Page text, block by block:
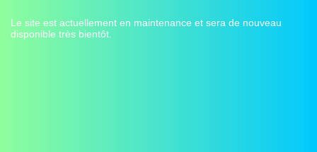
Le site est actuellement en maintenance et sera de nouveau
disponible très bientôt.